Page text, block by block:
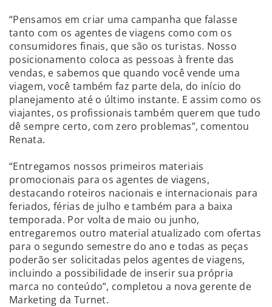
“Pensamos em criar uma campanha que falasse
tanto com os agentes de viagens como com os
consumidores finais, que são os turistas. Nosso
posicionamento coloca as pessoas à frente das
vendas, e sabemos que quando você vende uma
viagem, você também faz parte dela, do início do
planejamento até o último instante. E assim como os
viajantes, os profissionais também querem que tudo
dê sempre certo, com zero problemas”, comentou
Renata.
“Entregamos nossos primeiros materiais
promocionais para os agentes de viagens,
destacando roteiros nacionais e internacionais para
feriados, férias de julho e também para a baixa
temporada. Por volta de maio ou junho,
entregaremos outro material atualizado com ofertas
para o segundo semestre do ano e todas as peças
poderão ser solicitadas pelos agentes de viagens,
incluindo a possibilidade de inserir sua própria
marca no conteúdo”, completou a nova gerente de
Marketing da Turnet.